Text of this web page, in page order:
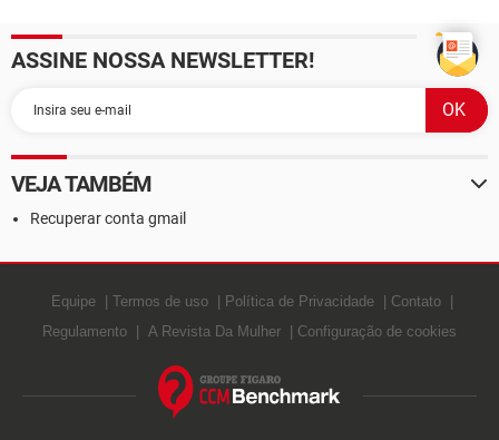
ASSINE NOSSA NEWSLETTER!
VEJA TAMBÉM
Recuperar conta gmail
Equipe Termos de uso Política de Privacidade
Contato
Regulamento
A Revista Da Mulher Configuração de cookies